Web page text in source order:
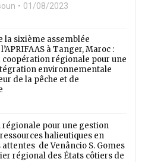
01/08/2023
la sixième assemblée
à Tanger, Maroc :
coopération régionale pour une
environnementale
de la pêche et de
régionale pour une gestion
halieutiques en
attentes de Venâncio S. Gomes
régional des États côtiers de